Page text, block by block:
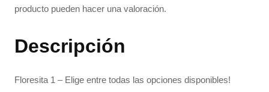
producto pueden hacer una valoración.
Descripción
Floresita 1 – Elige entre todas las opciones disponibles!